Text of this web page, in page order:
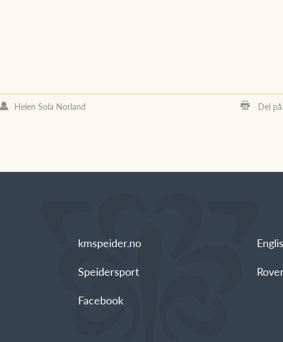
Helen Sola Norland Del
kmspeider.no
Speidersport
Facebook